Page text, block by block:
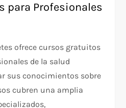
para Profesionales
ofrece cursos gratuitos
de la salud
sus conocimientos sobre
cubren una amplia